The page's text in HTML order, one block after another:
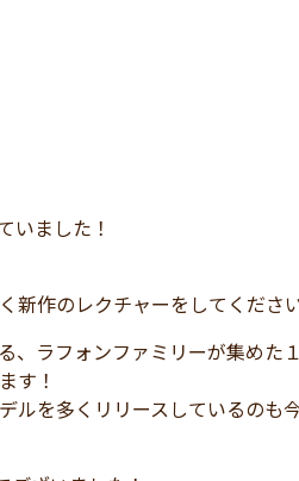
いました！
作のレクチャーをしてくださ
、ラフォンファミリーが集めた
す！
ルを多くリリースしているのも